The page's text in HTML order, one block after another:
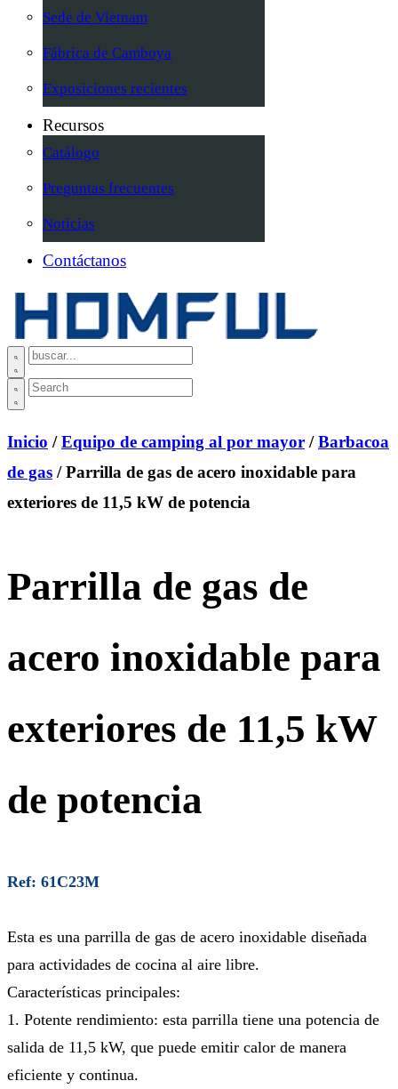
Sede de Vietnam
Fábrica de Camboya
Exposiciones recientes
Recursos
Catálogo
Preguntas frecuentes
Noticias
Contáctanos
Inicio /Equipo de camping al por mayor /Barbacoa
de gas / Parrilla de gas de acero inoxidable para
exteriores de 11,5 kW de potencia
Parrilla de gas de
acero inoxidable para
exteriores de 11,5 kW
de potencia
Ref: 61C23M
Esta es una parrilla de gas de acero inoxidable diseñada
para actividades de cocina al aire libre.
Características principales:
1. Potente rendimiento: esta parrilla tiene una potencia de
salida de 11,5 kW, que puede emitir calor de manera
eficiente y continua.